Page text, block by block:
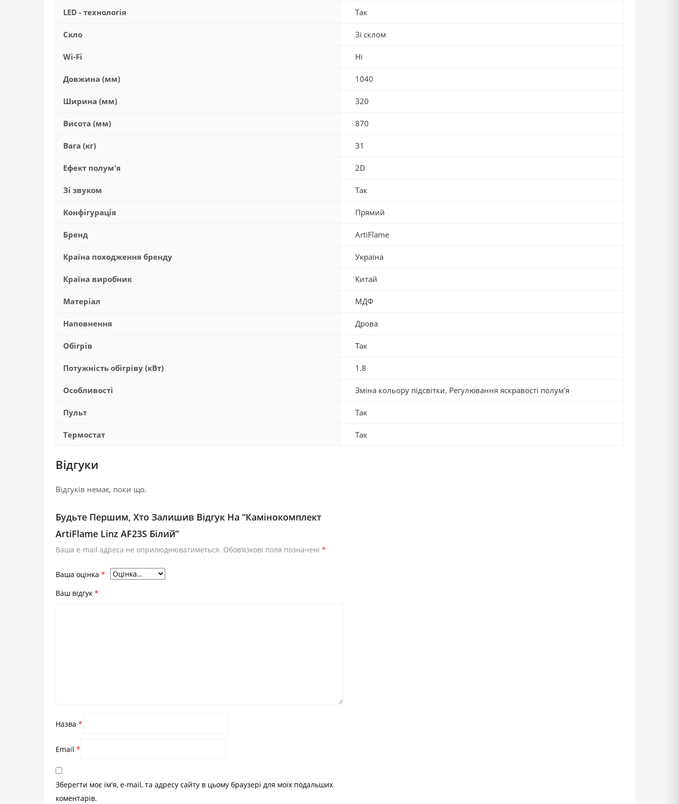
LED - технологія Так
Скло Зі склом
Wi-Fi Ні
Довжина (мм) 1040
Ширина (мм) 320
Висота (мм) 870
Вага (кг) 31
Ефект полум'я 2D
Зі звуком Так
Конфігурація Прямий
Бренд ArtiFlame
Країна походження бренду Україна
Країна виробник Китай
Матеріал МДФ
Наповнення Дрова
Обігрів Так
Потужність обігріву (кВт) 1.8
Особливості Зміна кольору підсвітки, Регулювання яскравості полум'я
Пульт Так
Термостат Так
Відгуки
Відгуків немає, поки що.
Будьте Першим, Хто Залишив Відгук На “Камінокомплект
ArtiFlame Linz AF23S Білий”
Ваша e-mail адреса не оприлюднюватиметься. Обов’язкові поля позначені *
Ваша оцінка *
Ваш відгук *
Назва *
Email *
Зберегти моє ім'я, e-mail, та адресу сайту в цьому браузері для моїх подальших
коментарів.